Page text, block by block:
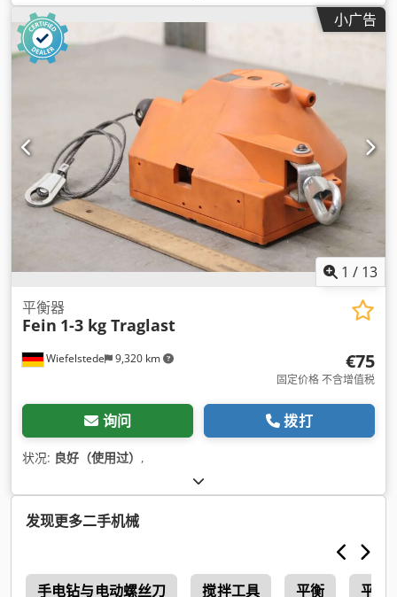
小广告
1 / 13
Wiefelstede 9,320 km
平衡器
Fein 1-3 kg Traglast
€75
固定价格 不含增值税
询问 拨打
状况: 良好（使用过） ,
发现更多二手机械
手电钻与电动螺丝刀 搅拌工具 平衡 平衡